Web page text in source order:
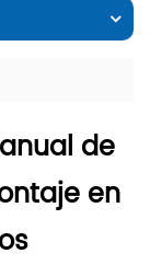
de
en